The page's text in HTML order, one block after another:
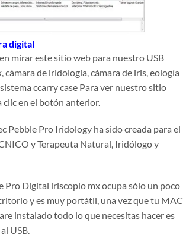
digital
mirar este sitio web para nuestro USB
de iridología, cámara de iris, eología
ccarry case Para ver nuestro sitio
en el botón anterior.
Pebble Pro Iridology ha sido creada para el
y Terapeuta Natural, Iridólogo y
Pro Digital iriscopio mx ocupa sólo un poco
y es muy portátil, una vez que tu MAC
instalado todo lo que necesitas hacer es
USB.